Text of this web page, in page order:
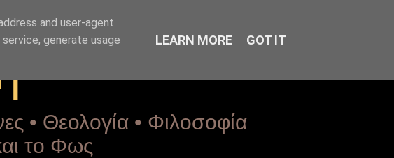
• Θεολογία • Φιλοσοφία
το Φως
and user-agent
generate usage
LEARN MORE GOT IT